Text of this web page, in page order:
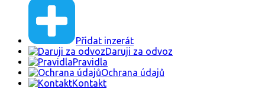
Přidat inzerát
Daruji za odvoz
Pravidla
Ochrana údajů
Kontakt